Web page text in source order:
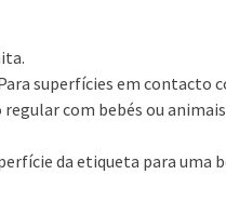
superfícies em contacto
com bebés ou
da etiqueta para uma